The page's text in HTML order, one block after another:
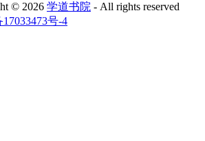
© 2026 学道书院 - All rights reserved
号-4